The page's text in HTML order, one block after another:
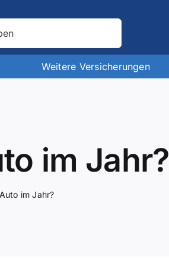
Weitere Versicherungen
im Jahr?
im Jahr?